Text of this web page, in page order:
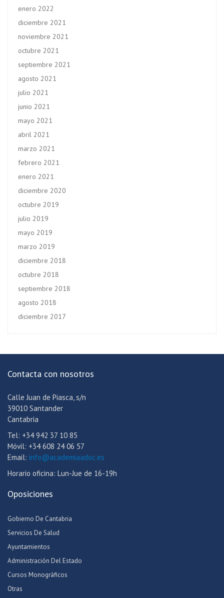
enero 2022
diciembre 2021
noviembre 2021
octubre 2021
septiembre 2021
agosto 2021
julio 2021
junio 2021
mayo 2021
abril 2021
marzo 2021
febrero 2021
enero 2021
diciembre 2020
octubre 2019
julio 2019
mayo 2019
marzo 2019
diciembre 2018
octubre 2018
septiembre 2018
agosto 2018
diciembre 2017
Contacta con nosotros
Calle Juan de Piasca, s/n
39010 Santander
Cantabria
Tel: +34 942 37 10 85
Móvil: +34 608 24 06 57
Email: info@academiaadoc.es
Horario oficina: Lun-Jue de 16-19h
Oposiciones
Gobierno De Cantabria
Servicios De Salud
Ayuntamientos
Administración Del Estado
Cursos Monográficos
Otras